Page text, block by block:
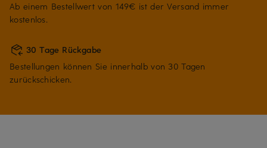
Ab einem Bestellwert von 149€ ist der Versand immer
kostenlos.
30 Tage Rückgabe
Bestellungen können Sie innerhalb von 30 Tagen
zurückschicken.